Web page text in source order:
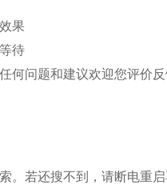
果
待
何问题和建议欢迎您评价
。若还搜不到，请断电重启